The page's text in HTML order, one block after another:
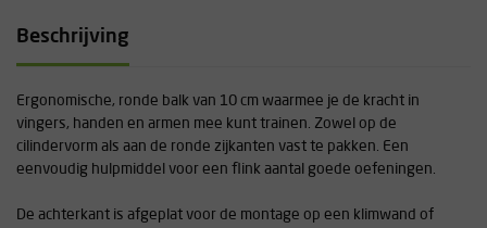
Beschrijving
Ergonomische, ronde balk van 10 cm waarmee je de kracht in
vingers, handen en armen mee kunt trainen. Zowel op de
cilindervorm als aan de ronde zijkanten vast te pakken. Een
eenvoudig hulpmiddel voor een flink aantal goede oefeningen.
De achterkant is afgeplat voor de montage op een klimwand of